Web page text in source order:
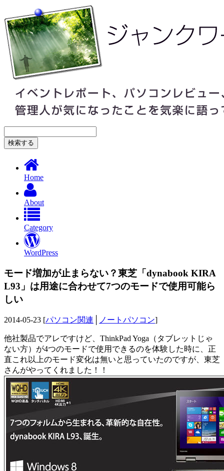
Home
About
Category
WordPress
モード増加が止まらない？東芝「dynabook KIRA
L93」は用途に合わせて7つのモードで使用可能ら
しい
2014-05-23 [パソコン関連 ノートパソコン]
他社製品でアレですけど、ThinkPad Yoga（タブレットじゃ
ない方）が4つのモードで使用できるのを体験した時に、正
直これ以上のモード変化は無いと思っていたのですが、東芝
さんがやってくれました！！